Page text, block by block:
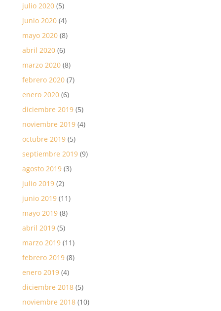
julio 2020(5)
junio 2020(4)
mayo 2020(8)
abril 2020(6)
marzo 2020(8)
febrero 2020(7)
enero 2020(6)
diciembre 2019(5)
noviembre 2019(4)
octubre 2019(5)
septiembre 2019(9)
agosto 2019(3)
julio 2019(2)
junio 2019(11)
mayo 2019(8)
abril 2019(5)
marzo 2019(11)
febrero 2019(8)
enero 2019(4)
diciembre 2018(5)
noviembre 2018(10)